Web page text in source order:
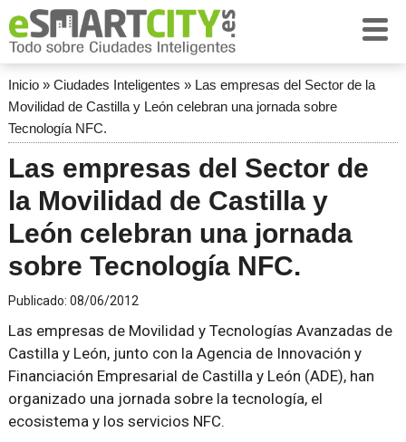
Inicio» Ciudades Inteligentes » Las empresas del Sector de la
Movilidad de Castilla y León celebran una jornada sobre
Tecnología NFC.
Las empresas del Sector de
la Movilidad de Castilla y
León celebran una jornada
sobre Tecnología NFC.
Publicado: 08/06/2012
Las empresas de Movilidad y Tecnologías Avanzadas de
Castilla y León, junto con la Agencia de Innovación y
Financiación Empresarial de Castilla y León (ADE), han
organizado una jornada sobre la tecnología, el
ecosistema y los servicios NFC.